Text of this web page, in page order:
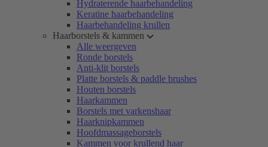
Hydraterende haarbehandeling
Keratine haarbehandeling
Haarbehandeling krullen
Haarborstels & kammen
Alle weergeven
Ronde borstels
Anti-klit borstels
Platte borstels & paddle brushes
Houten borstels
Haarkammen
Borstels met varkenshaar
Haarknipkammen
Hoofdmassageborstels
Kammen voor krullend haar